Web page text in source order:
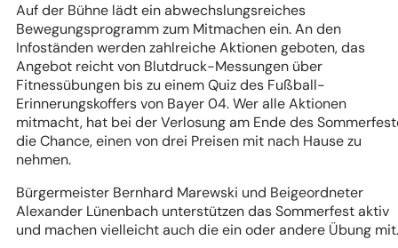
Auf der Bühne lädt ein abwechslungsreiches
Bewegungsprogramm zum Mitmachen ein. An den
Infoständen werden zahlreiche Aktionen geboten, das
Angebot reicht von Blutdruck-Messungen über
Fitnessübungen bis zu einem Quiz des Fußball-
Erinnerungskoffers von Bayer 04. Wer alle Aktionen
mitmacht, hat bei der Verlosung am Ende des
die Chance, einen von drei Preisen mit nach Hause zu
nehmen.
Bürgermeister Bernhard Marewski und Beigeordneter
Alexander Lünenbach unterstützen das Sommerfest aktiv
und machen vielleicht auch die ein oder andere Übung